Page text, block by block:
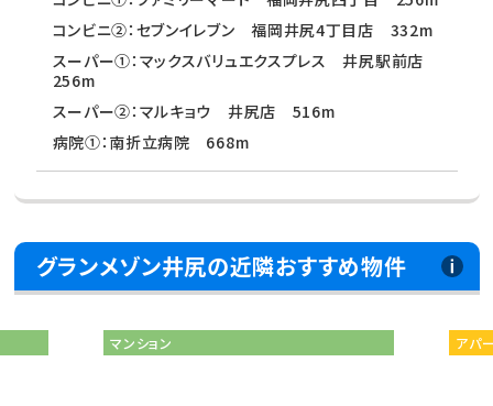
コンビニ②：セブンイレブン 福岡井尻4丁目店 332m
スーパー①：マックスバリュエクスプレス 井尻駅前店
256m
スーパー②：マルキョウ 井尻店 516m
病院①：南折立病院 668m
グランメゾン井尻の近隣おすすめ物件
マンション アパ